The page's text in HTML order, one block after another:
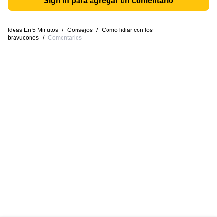
Ideas En 5 Minutos / Consejos / Cómo lidiar con los
bravucones / Comentarios